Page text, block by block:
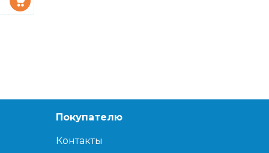
Покупателю
Контакты